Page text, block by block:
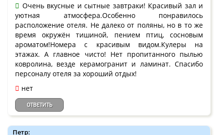
Очень вкусные и сытные завтраки! Красивый зал и
уютная атмосфера.Особенно понравилось
расположение отеля. Не далеко от поляны, но в то же
время окружён тишиной, пением птиц, сосновым
ароматом!Номера с красивым видом.Кулеры на
этажах. А главное чисто! Нет пропитанного пылью
ковролина, везде керамогранит и ламинат. Спасибо
персоналу отеля за хороший отдых!
нет
ОТВЕТИТЬ
Петр: